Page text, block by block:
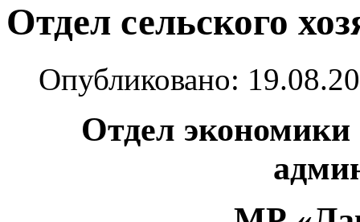
Отдел сельского
Опубликовано:
Отдел экономики